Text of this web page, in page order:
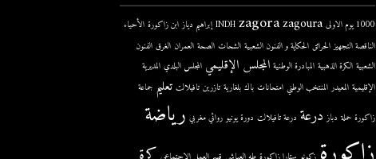
1000 يوم الاولى INDH zagorazagoura إبراهيم دياز ابن زاكورة الأحياء
الناقصة التجهيز الحرائق الحكاية و الفنون الشعبية الشحات الصحة العمران الغرق الفنون
الشعبية الكرة الذهبية المبادرة الوطنية المجلس الإقليمي المجلس البلدي المديرية
الإقليمية المعيدر المنتخب الوطني امتحانات باك بلغارية تازرين تافيلالت تعليم جماعة
زاكورة حملة دباز درعة درعة تافيلالت دورة يونيو روائي مغربي رياضة